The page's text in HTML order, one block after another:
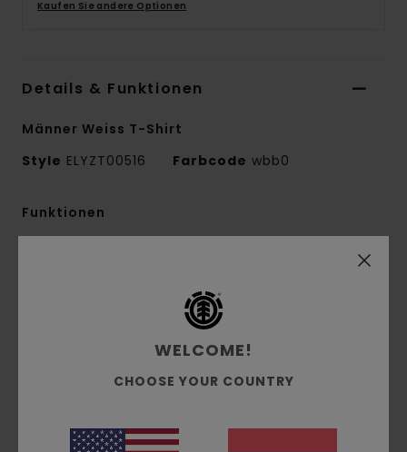
Kaufen Sie andere Optionen
Details & Funktionen
Männer Weiss T-Shirt
Style ELYZT00516 Farbcode wbb0
Funktionen
Single-Jersey-Stoff aus 100 % Bio-
Baumwolle [180 g/m2]
Conscious by Nature:-Bio-Baumwolle
Passform:Regular Fit
Branding:Digitaler Print auf Vorder- und
WELCOME!
CHOOSE YOUR COUNTRY